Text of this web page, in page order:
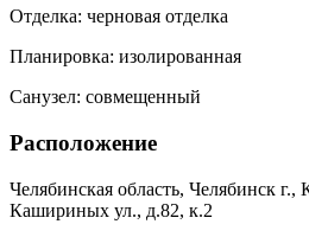
Отделка: черновая отделка
Планировка: изолированная
Санузел: совмещенный
Расположение
Челябинская область, Челябинск г.,
Кашириных ул., д.82, к.2